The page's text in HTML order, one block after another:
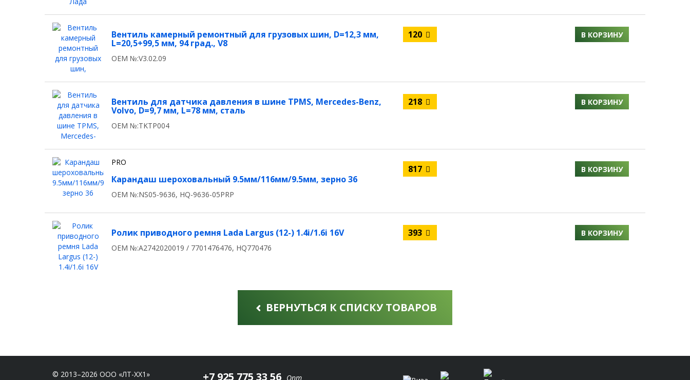
Вентиль камерный ремонтный для грузовых шин, D=12,3 мм,
L=20,5+99,5 мм, 94 град., V8
OEM №:V3.02.09
120 В КОРЗИНУ
Вентиль для датчика давления в шине TPMS, Mercedes-Benz,
Volvo, D=9,7 мм, L=78 мм, сталь
OEM №:TKTP004
218 В КОРЗИНУ
PRO
Карандаш шероховальный 9.5мм/116мм/9.5мм, зерно 36
OEM №:NS05-9636, HQ-9636-05PRP
817 В КОРЗИНУ
Ролик приводного ремня Ladа Largus (12-) 1.4i/1.6i 16V
OEM №:A2742020019 / 7701476476, HQ770476
393 В КОРЗИНУ
ВЕРНУТЬСЯ К СПИСКУ ТОВАРОВ
© 2013–2026 ООО «ЛТ-ХХ1» +7 925 775 33 56 Опт